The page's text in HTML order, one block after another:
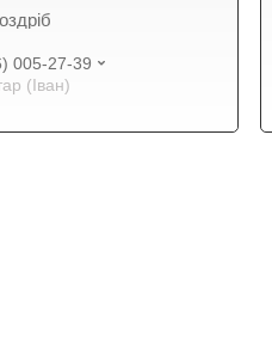
005-27-39
(Іван)